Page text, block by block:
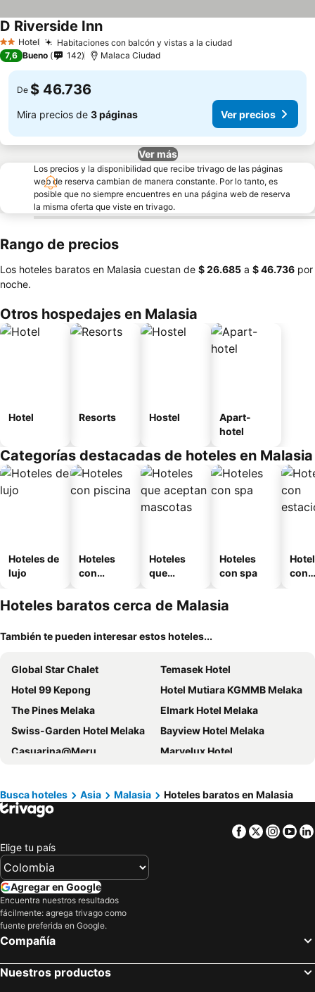
2 Estrellas
Hotel Habitaciones con balcón y vistas a la ciudad
D Riverside Inn
7,6 Bueno 142 Malaca Ciudad
De $ 46.736
Mira precios de 3 páginas Ver precios
Ver más
Los precios y la disponibilidad que recibe trivago de las páginas
web de reserva cambian de manera constante. Por lo tanto, es
posible que no siempre encuentres en una página web de reserva
la misma oferta que viste en trivago.
Rango de precios
Los hoteles baratos en Malasia cuestan de ‎$ 26.685 a ‎$ 46.736 por
noche.
Otros hospedajes en Malasia
Hotel Resorts Hostel
Apart-
hotel
Categorías destacadas de hoteles en Malasia
Hoteles de
lujo
Hoteles
con
Hoteles
que
mascotas
Hoteles
con spa
con
Hoteles baratos cerca de Malasia
También te pueden interesar estos hoteles...
Global Star Chalet
Temasek Hotel
Hotel 99 Kepong
Hotel Mutiara KGMMB Melaka
The Pines Melaka
Elmark Hotel Melaka
Swiss-Garden Hotel Melaka
Bayview Hotel Melaka
Casuarina@Meru
Marvelux Hotel
Hilton Garden Inn Kuala Lumpur Jalan Tuanku Abdul Rahman South
Sama-Sama Express KLIA Terminal 1 - Airside Transit Hotel
Casa Bonita Hotel
Legoland Malaysia Hotel
The Ritz-Carlton, Kuala Lumpur
Mandarin Oriental, Kuala Lumpur
Fenix Inn
Hilton Kuala Lumpur
Perdana Kuala Lumpur City Centre
Hotel Venice
Busca hoteles Asia Malasia Hoteles baratos en Malasia
Facebook
Twitter
Elige tu país
Agregar en Google
Encuentra nuestros resultados
fácilmente: agrega trivago como
fuente preferida en Google.
Compañía
Nuestros productos